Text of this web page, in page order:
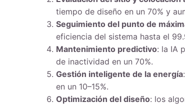
tiempo de diseño en un 70% y
Seguimiento del punto de
eficiencia del sistema hasta el
Mantenimiento predictivo: la IA
de inactividad en un 70%.
Gestión inteligente de la energía
en un 10–15%.
Optimización del diseño: los